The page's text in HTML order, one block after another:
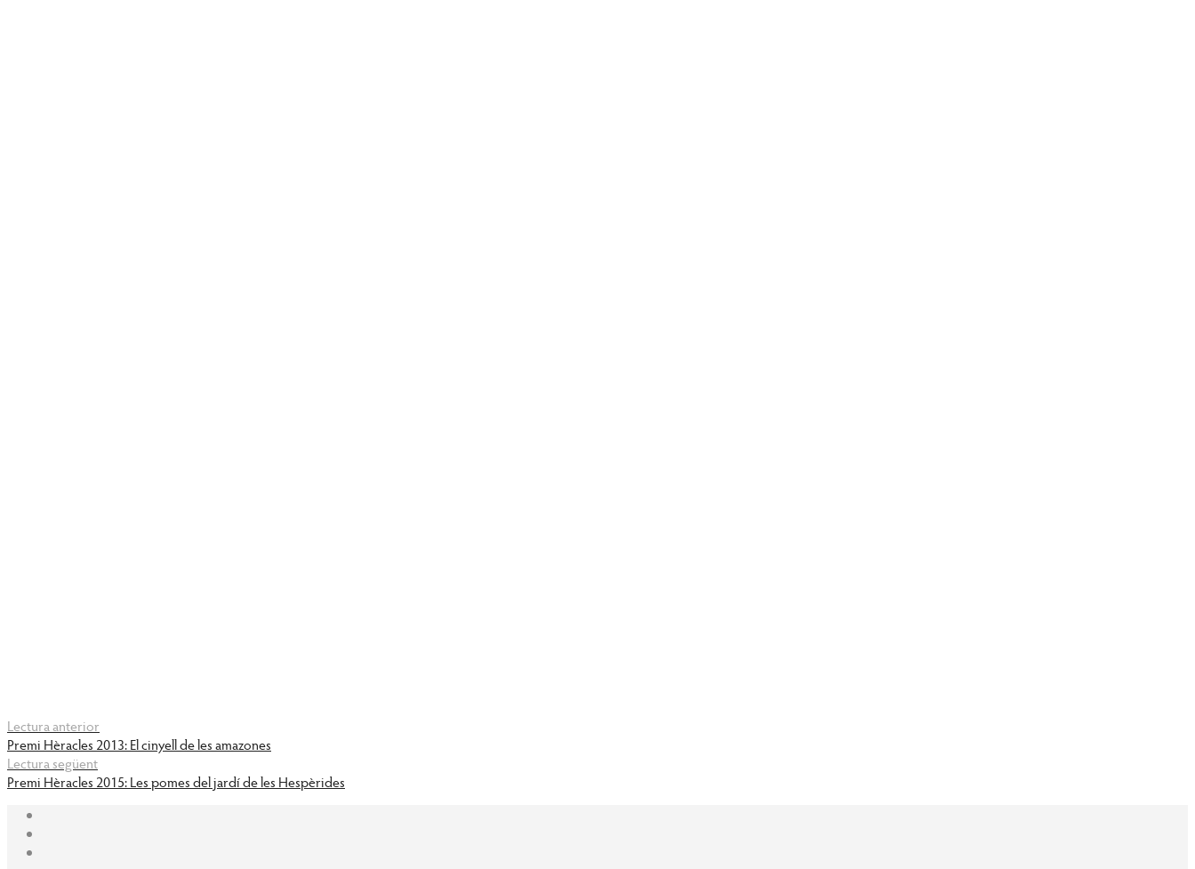
Lectura anterior
Premi Hèracles 2013: El cinyell de les amazones
Lectura següent
Premi Hèracles 2015: Les pomes del jardí de les Hespèrides